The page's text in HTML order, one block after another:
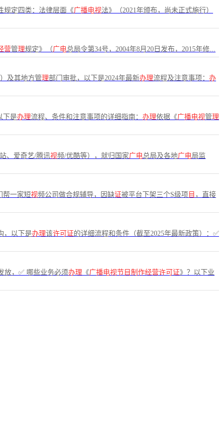
规定四类：法律层面《广播电视法》（2021年颁布，尚未正式施行）
营管理规定》（广电总局令第34号，2004年8月20日发布，2015年修...
及其地方管理部门审批，以下是2024年最新办理流程及注意事项： 办
下是办理流程、条件和注意事项的详细指南： 办理依据《广播电视管理
、爱奇艺/腾讯视频/优酷等），就归国家广电总局及各地广电局监
帮一家短视频公司做合规辅导，因缺证被平台下架三个S级项 目 ，直接
，以下是办理该许可证的详细流程和条件（截至2025年最新政策）：✅
放，✅ 哪些业务必须办理 《广播电视节目制作经营许可证》？以下业